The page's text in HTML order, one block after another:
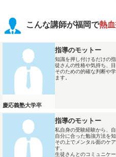
こんな講師が福岡で熱
慶応義塾大学卒
指導のモットー
知識を押し付けるだけの
徒さんの性格や気持ち、
そのための的確な判断や
ます。
指導のモットー
私自身の受験経験から、
自分に合った勉強方法を
その上でメンタル面のケ
す。
生徒さんとのコミュニケ